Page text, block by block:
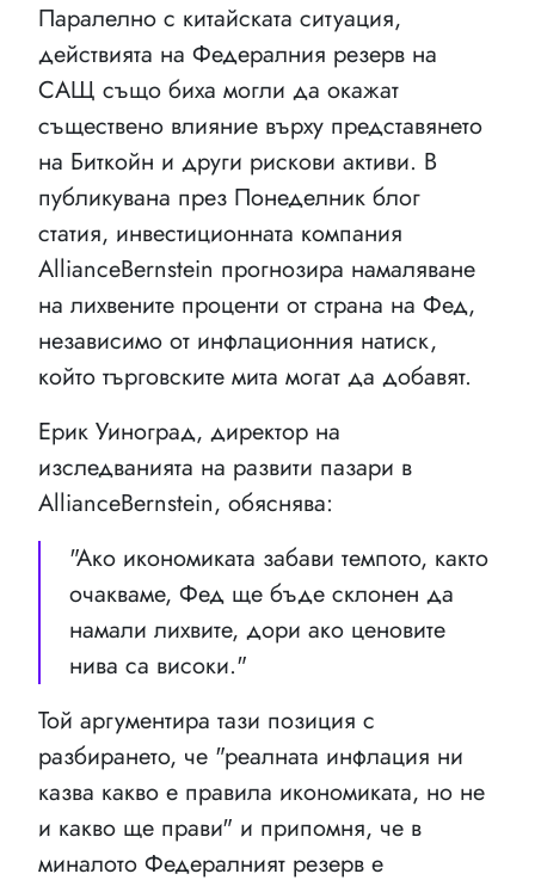
Паралелно с китайската ситуация,
действията на Федералния резерв на
САЩ също биха могли да окажат
съществено влияние върху представянето
на Биткойн и други рискови активи. В
публикувана през Понеделник блог
статия, инвестиционната компания
AllianceBernstein прогнозира намаляване
на лихвените проценти от страна на Фед,
независимо от инфлационния натиск,
който търговските мита могат да добавят.
Ерик Уиноград, директор на
изследванията на развити пазари в
AllianceBernstein, обяснява:
"Ако икономиката забави темпото, както
очакваме, Фед ще бъде склонен да
намали лихвите, дори ако ценовите
нива са високи."
Той аргументира тази позиция с
разбирането, че "реалната инфлация ни
казва какво е правила икономиката, но не
и какво ще прави" и припомня, че в
миналото Федералният резерв е